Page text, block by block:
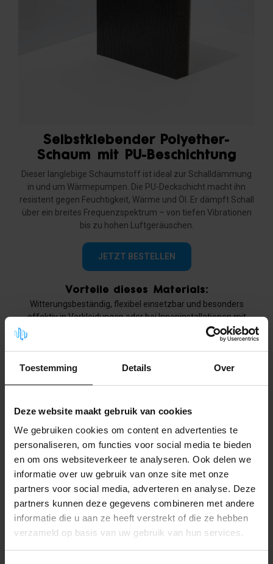
Toestemming Details Over
Deze website maakt gebruik van cookies
We gebruiken cookies om content en advertenties te
personaliseren, om functies voor social media te bieden
en om ons websiteverkeer te analyseren. Ook delen we
informatie over uw gebruik van onze site met onze
partners voor social media, adverteren en analyse. Deze
partners kunnen deze gegevens combineren met andere
informatie die u aan ze heeft verstrekt of die ze hebben
verzameld op basis van uw gebruik van hun services.
Selbstklebender Polyether-
Schaum mit PU-Beschichtung
Dieser langlebige Schaumstoff ist ideal zur Schalldämmung
in und um Wärmepumpen. Die PU-Deckschicht macht ihn
resistent gegen Feuchtigkeit, Wärme und Öl. Er dämpft Schall
über ein breites Frequenzspektrum – von tiefen Vibrationen
bis zu hohen Luftgeräuschen.
JETZT BESTELLEN
Vorteile dieses Materials:
Witterungsbeständig, flexibel einsetzbar und besonders
effektiv in Verkleidungen oder bei Inneninstallationen mit